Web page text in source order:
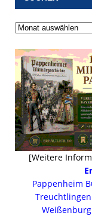
[Weitere
Pappenheim